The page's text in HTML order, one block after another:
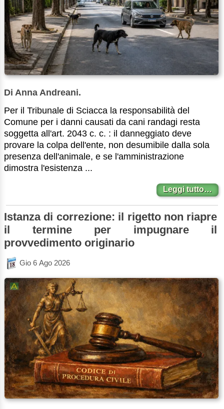
Di Anna Andreani.
Per il Tribunale di Sciacca la responsabilità del
Comune per i danni causati da cani randagi resta
soggetta all'art. 2043 c. c. : il danneggiato deve
provare la colpa dell'ente, non desumibile dalla sola
presenza dell'animale, e se l'amministrazione
dimostra l'esistenza ...
Leggi tutto…
Istanza di correzione: il rigetto non riapre
il termine per impugnare il
provvedimento originario
Gio 6 Ago 2026